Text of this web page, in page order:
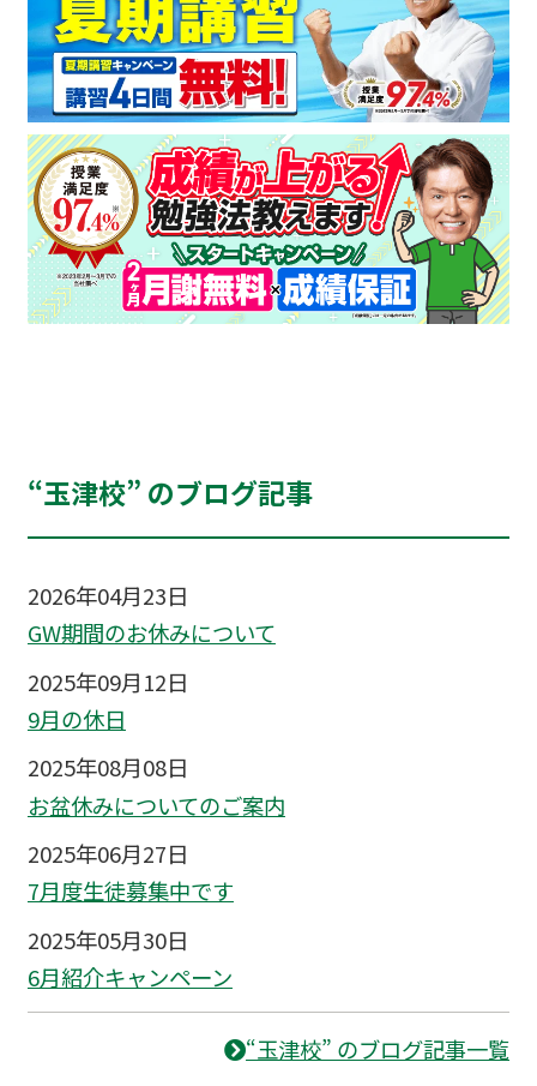
“玉津校” のブログ記事
2026年04月23日
GW期間のお休みについて
2025年09月12日
9月の休日
2025年08月08日
お盆休みについてのご案内
2025年06月27日
7月度生徒募集中です
2025年05月30日
6月紹介キャンペーン
“玉津校” のブログ記事一覧